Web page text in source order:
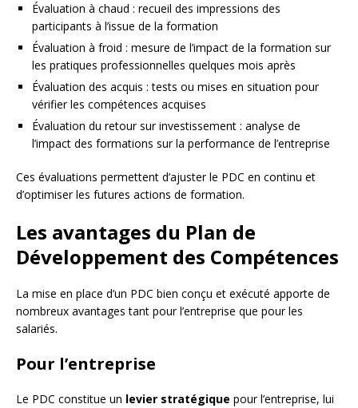
Évaluation à chaud : recueil des impressions des
participants à l’issue de la formation
Évaluation à froid : mesure de l’impact de la formation sur
les pratiques professionnelles quelques mois après
Évaluation des acquis : tests ou mises en situation pour
vérifier les compétences acquises
Évaluation du retour sur investissement : analyse de
l’impact des formations sur la performance de l’entreprise
Ces évaluations permettent d’ajuster le PDC en continu et
d’optimiser les futures actions de formation.
Les avantages du Plan de
Développement des Compétences
La mise en place d’un PDC bien conçu et exécuté apporte de
nombreux avantages tant pour l’entreprise que pour les
salariés.
Pour l’entreprise
Le PDC constitue un levier stratégique pour l’entreprise, lui